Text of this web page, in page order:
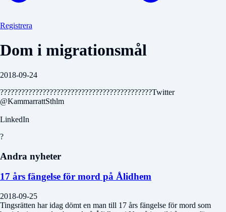
Registrera
Dom i migrationsmål
2018-09-24
???????????????????????????????????????????Twitter
@KammarrattSthlm
LinkedIn
?
Andra nyheter
17 års fängelse för mord på Ålidhem
2018-09-25
Tingsrätten har idag dömt en man till 17 års fängelse för mord som